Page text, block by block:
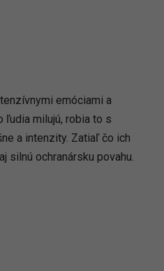
emóciami a
ľudia milujú, robia to s
a intenzity. Zatiaľ čo ich
silnú ochranársku povahu.